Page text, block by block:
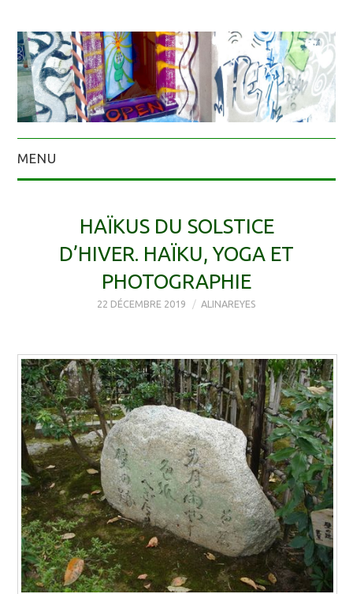
MENU
HAÏKUS DU SOLSTICE
D’HIVER. HAÏKU, YOGA ET
PHOTOGRAPHIE
22 DÉCEMBRE 2019 ALINAREYES